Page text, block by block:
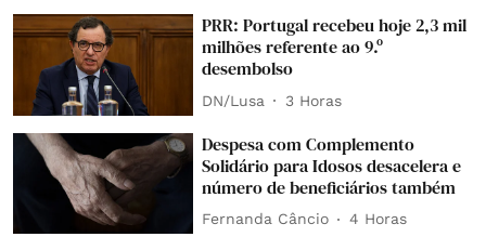
PRR: Portugal recebeu hoje 2,3 mil
milhões referente ao 9.º
desembolso
DN/Lusa 3 Horas
Despesa com Complemento
Solidário para Idosos desacelera e
número de beneficiários também
Fernanda Câncio 4 Horas